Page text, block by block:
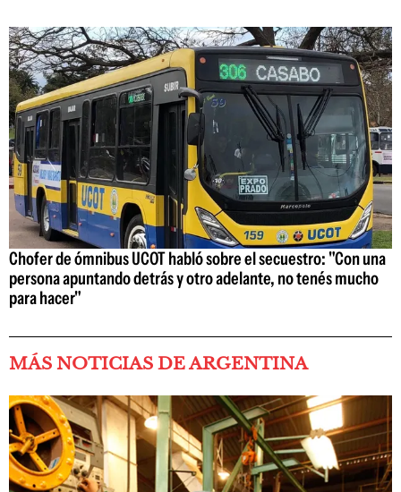
Chofer de ómnibus UCOT habló sobre el secuestro: "Con una
persona apuntando detrás y otro adelante, no tenés mucho
para hacer"
MÁS NOTICIAS DE ARGENTINA